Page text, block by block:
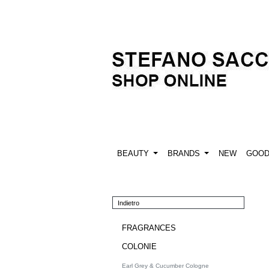
BEAUTY BRANDS NEW
Indietro
FRAGRANCES
COLONIE
Earl Grey & Cucumber Cologne